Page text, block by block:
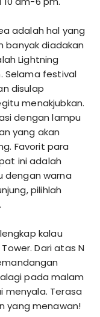
adalah hal yang
banyak diadakan
Lightning
Selama festival
disulap
menakjubkan.
dengan lampu
yang akan
Favorit para
ini adalah
dengan warna
pilihlah
kalau
Dari atas N
pada malam
menyala. Terasa
yang menawan!